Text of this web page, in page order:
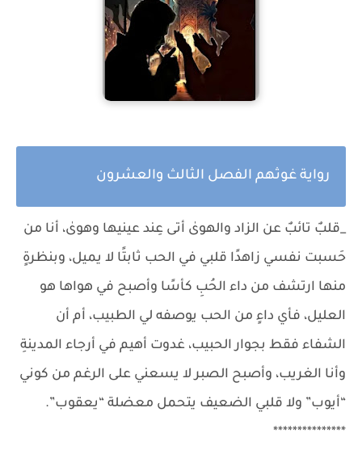
رواية غوثهم الفصل الثالث والعشرون
_قلبٌ تائبٌ عن الزاد والهوىٰ أتى عِند عينيها وهوىٰ، أنا من
حَسبت نفسي زاهدًا قلبي في الحب ثابتًا لا يميل، وبنظرةٍ
منها ارتشف من داء الحُبِ كأسًا وأصبح في هواها هو
العليل، فأي داءٍ من الحب يوصفه لي الطبيب، أم أن
الشفاء فقط بجوار الحبيب، غدوت أهيم في أرجاء المدينةِ
وأنا الغريب، وأصبح الصبر لا يسعني على الرغم من كوني
“أيوب” ولا قلبي الضعيف يتحمل معضلة “يعقوب”.
***************